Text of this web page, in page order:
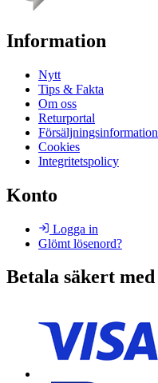
Information
Nytt
Tips & Fakta
Om oss
Returportal
Försäljningsinformation
Cookies
Integritetspolicy
Konto
Logga in
Glömt lösenord?
Betala säkert med